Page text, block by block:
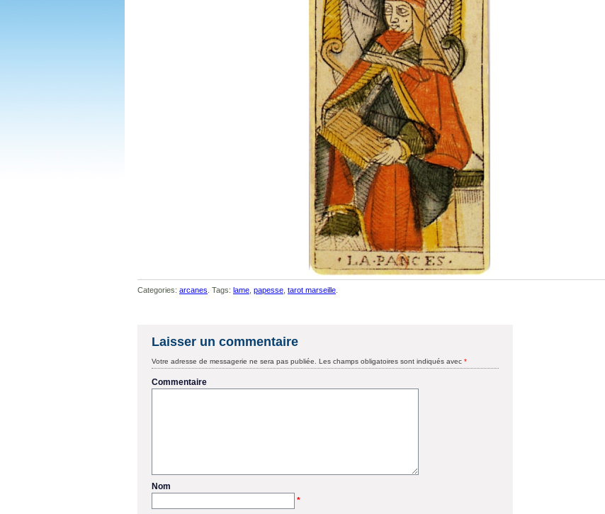
Categories: arcanes . Tags: lame papesse tarot marseille
Laisser un commentaire
Votre adresse de messagerie ne sera pas publiée. Les champs obligatoires sont indiqués avec *
Commentaire
Nom
*